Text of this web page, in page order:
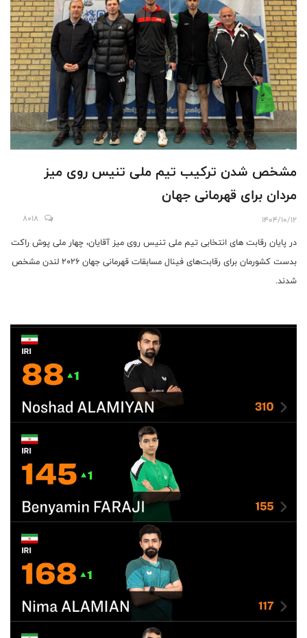
مشخص شدن ترکیب تیم ملی تنیس روی میز
مردان برای قهرمانی جهان
1404/10/12
8018
در پایان رقابت های انتخابی تیم ملی تنیس روی میز آقایان، چهار ملی پوش راکت
بدست کشورمان برای رقابت‌های فینال مسابقات قهرمانی جهان ۲۰۲۶ لندن مشخص
شدند.